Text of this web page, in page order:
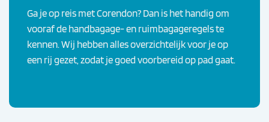
Ga je op reis met Corendon? Dan is het handig om
vooraf de handbagage- en ruimbagageregels te
kennen. Wij hebben alles overzichtelijk voor je op
een rij gezet, zodat je goed voorbereid op pad gaat.